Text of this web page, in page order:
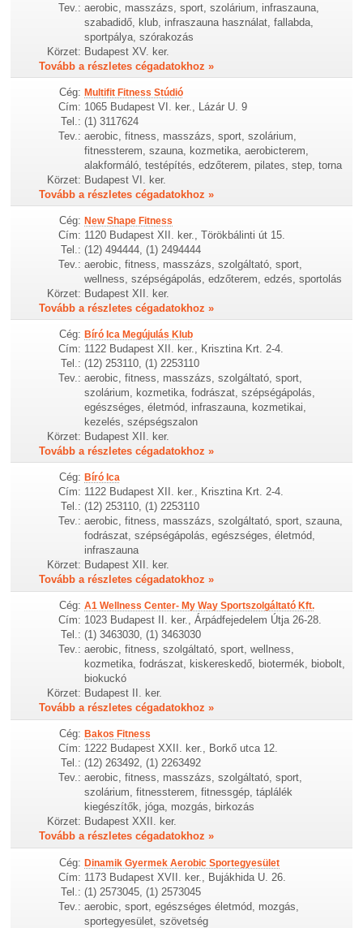
Tev.: aerobic, masszázs, sport, szolárium, infraszauna,
szabadidő, klub, infraszauna használat, fallabda,
sportpálya, szórakozás
Körzet: Budapest XV. ker.
Tovább a részletes cégadatokhoz »
Cég: Multifit Fitness Stúdió
Cím: 1065 Budapest VI. ker., Lázár U. 9
Tel.: (1) 3117624
Tev.: aerobic, fitness, masszázs, sport, szolárium,
fitnessterem, szauna, kozmetika, aerobicterem,
alakformáló, testépítés, edzőterem, pilates, step, torna
Körzet: Budapest VI. ker.
Tovább a részletes cégadatokhoz »
Cég: New Shape Fitness
Cím: 1120 Budapest XII. ker., Törökbálinti út 15.
Tel.: (12) 494444, (1) 2494444
Tev.: aerobic, fitness, masszázs, szolgáltató, sport,
wellness, szépségápolás, edzőterem, edzés, sportolás
Körzet: Budapest XII. ker.
Tovább a részletes cégadatokhoz »
Cég: Bíró Ica Megújulás Klub
Cím: 1122 Budapest XII. ker., Krisztina Krt. 2-4.
Tel.: (12) 253110, (1) 2253110
Tev.: aerobic, fitness, masszázs, szolgáltató, sport,
szolárium, kozmetika, fodrászat, szépségápolás,
egészséges, életmód, infraszauna, kozmetikai,
kezelés, szépségszalon
Körzet: Budapest XII. ker.
Tovább a részletes cégadatokhoz »
Cég: Bíró Ica
Cím: 1122 Budapest XII. ker., Krisztina Krt. 2-4.
Tel.: (12) 253110, (1) 2253110
Tev.: aerobic, fitness, masszázs, szolgáltató, sport, szauna,
fodrászat, szépségápolás, egészséges, életmód,
infraszauna
Körzet: Budapest XII. ker.
Tovább a részletes cégadatokhoz »
Cég: A1 Wellness Center- My Way Sportszolgáltató Kft.
Cím: 1023 Budapest II. ker., Árpádfejedelem Útja 26-28.
Tel.: (1) 3463030, (1) 3463030
Tev.: aerobic, fitness, szolgáltató, sport, wellness,
kozmetika, fodrászat, kiskereskedő, biotermék, biobolt,
biokuckó
Körzet: Budapest II. ker.
Tovább a részletes cégadatokhoz »
Cég: Bakos Fitness
Cím: 1222 Budapest XXII. ker., Borkő utca 12.
Tel.: (12) 263492, (1) 2263492
Tev.: aerobic, fitness, masszázs, szolgáltató, sport,
szolárium, fitnessterem, fitnessgép, táplálék
kiegészítők, jóga, mozgás, birkozás
Körzet: Budapest XXII. ker.
Tovább a részletes cégadatokhoz »
Cég: Dinamik Gyermek Aerobic Sportegyesület
Cím: 1173 Budapest XVII. ker., Bujákhida U. 26.
Tel.: (1) 2573045, (1) 2573045
Tev.: aerobic, sport, egészséges életmód, mozgás,
sportegyesület, szövetség